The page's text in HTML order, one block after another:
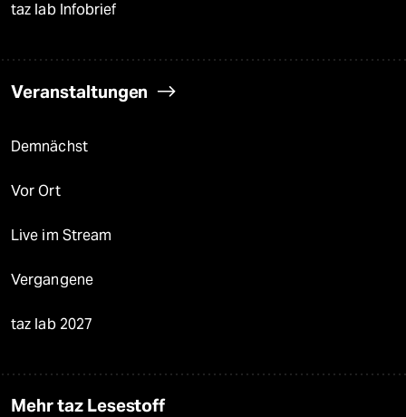
taz lab Infobrief
Veranstaltungen
Demnächst
Vor Ort
Live im Stream
Vergangene
taz lab 2027
Mehr taz Lesestoff